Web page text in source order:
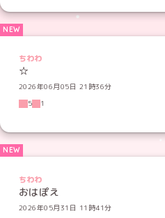
ちわわ
☆
2026年06月05日 21時36分
5
1
ちわわ
おはぽえ
2026年05月31日 11時41分